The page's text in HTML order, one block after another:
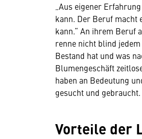
„Aus eigener
kann. Der Beruf macht
kann.“ An ihrem Beruf
renne nicht blind
Bestand hat und was
Blumengeschäft
haben an Bedeutung
gesucht und gebraucht.
Vorteile der